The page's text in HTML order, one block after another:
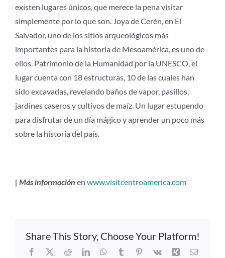
existen lugares únicos, que merece la pena visitar
simplemente por lo que son. Joya de Cerén, en El
Salvador, uno de los sitios arqueológicos más
importantes para la historia de Mesoamérica, es uno de
ellos. Patrimonio de la Humanidad por la UNESCO, el
lugar cuenta con 18 estructuras, 10 de las cuales han
sido excavadas, revelando baños de vapor, pasillos,
jardines caseros y cultivos de maíz. Un lugar estupendo
para disfrutar de un día mágico y aprender un poco más
sobre la historia del país.
| Más información en www.visitcentroamerica.com
Share This Story, Choose Your Platform!
Facebook
X RedditLinkedInWhatsApp
TumblrPinterest
Vk Xing Correo